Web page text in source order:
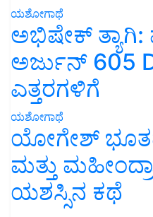
ಯಶೋಗಾಥೆ
ಅಭಿಷೇಕ್ ತ್ಯಾಗಿ:
ಅರ್ಜುನ್ 605
ಎತ್ತರಗಳಿಗೆ
ಯಶೋಗಾಥೆ
ಯೋಗೇಶ್
ಮತ್ತು
ಯಶಸ್ಸಿನ ಕಥೆ